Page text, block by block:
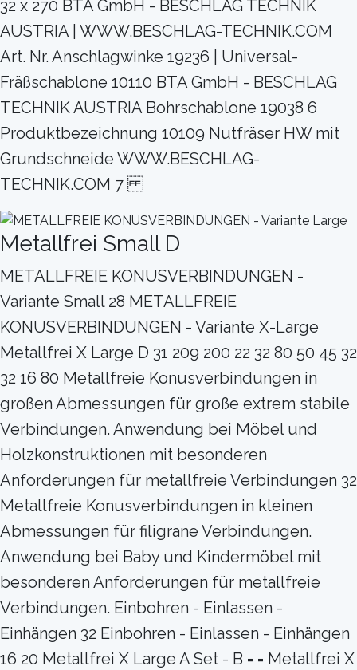
32 x 270 BTA GmbH - BESCHLAG TECHNIK
AUSTRIA | WWW.BESCHLAG-TECHNIK.COM
Art. Nr. Anschlagwinke 19236 | Universal-
Fräßschablone 10110 BTA GmbH - BESCHLAG
TECHNIK AUSTRIA Bohrschablone 19038 6
Produktbezeichnung 10109 Nutfräser HW mit
Grundschneide WWW.BESCHLAG-
TECHNIK.COM 7
Metallfrei Small D
METALLFREIE KONUSVERBINDUNGEN -
Variante Small 28 METALLFREIE
KONUSVERBINDUNGEN - Variante X-Large
Metallfrei X Large D 31 209 200 22 32 80 50 45 32
32 16 80 Metallfreie Konusverbindungen in
großen Abmessungen für große extrem stabile
Verbindungen. Anwendung bei Möbel und
Holzkonstruktionen mit besonderen
Anforderungen für metallfreie Verbindungen 32
Metallfreie Konusverbindungen in kleinen
Abmessungen für filigrane Verbindungen.
Anwendung bei Baby und Kindermöbel mit
besonderen Anforderungen für metallfreie
Verbindungen. Einbohren - Einlassen -
Einhängen 32 Einbohren - Einlassen - Einhängen
16 20 Metallfrei X Large A Set - B = = Metallfrei X